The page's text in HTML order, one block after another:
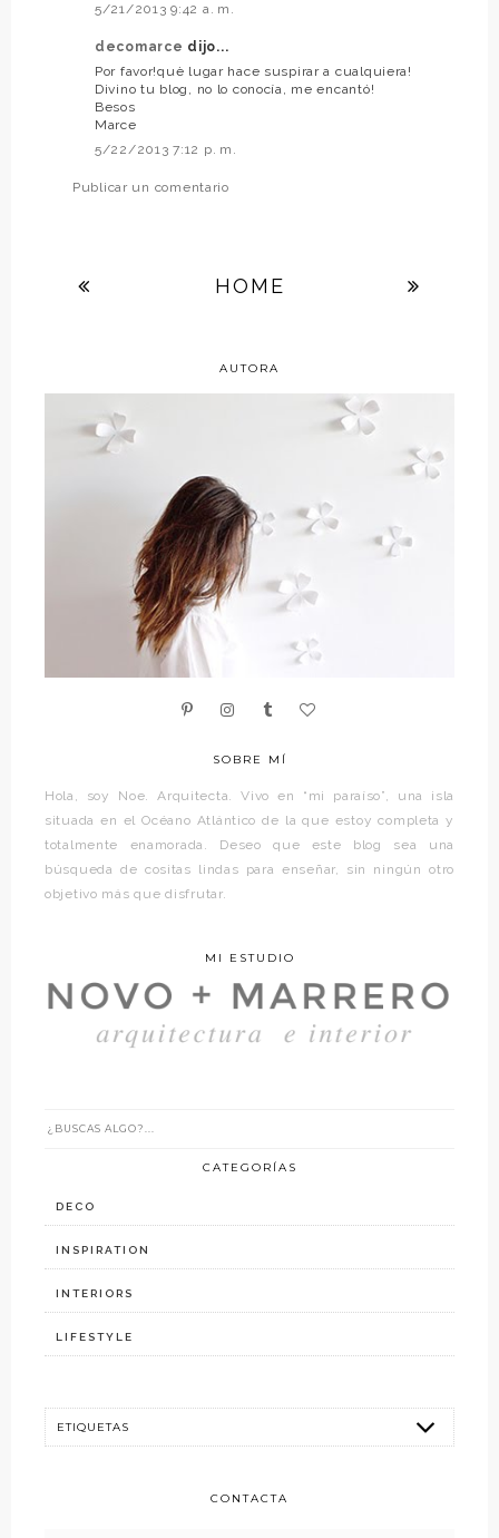
5/21/2013 9:42 a. m.
decomarce dijo...
Por favor!què lugar hace suspirar a cualquiera!
Divino tu blog, no lo conocía, me encantó!
Besos
Marce
5/22/2013 7:12 p. m.
Publicar un comentario
HOME
AUTORA
SOBRE MÍ
Hola, soy Noe. Arquitecta. Vivo en “mi paraíso”, una isla
situada en el Océano Atlántico de la que estoy completa y
totalmente enamorada. Deseo que este blog sea una
búsqueda de cositas lindas para enseñar, sin ningún otro
objetivo más que disfrutar.
MI ESTUDIO
CATEGORÍAS
DECO
INSPIRATION
INTERIORS
LIFESTYLE
CONTACTA